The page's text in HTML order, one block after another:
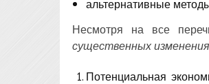
альтернативные
Несмотря на все
существенных изменения
Потенциальная